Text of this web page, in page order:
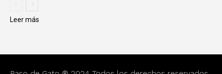
Leer más